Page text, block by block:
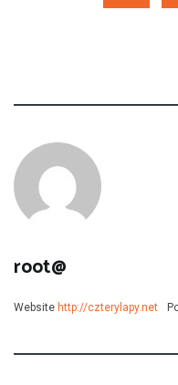
root@
Website http://czterylapy.net